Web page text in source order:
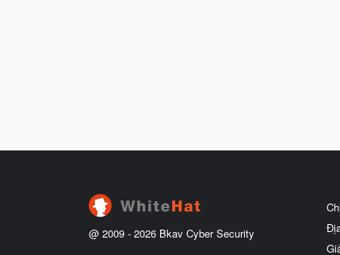
@ 2009 - 2026 Bkav Cyber Security